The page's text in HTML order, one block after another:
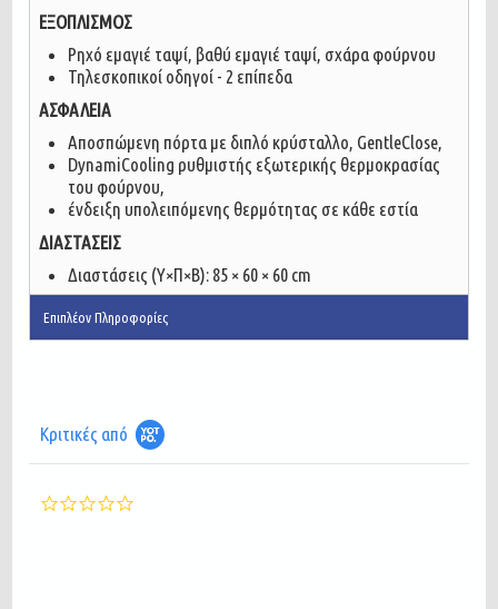
ΕΞΟΠΛΙΣΜΟΣ
Ρηχό εμαγιέ ταψί, βαθύ εμαγιέ ταψί, σχάρα φούρνου
Τηλεσκοπικοί οδηγοί - 2 επίπεδα
ΑΣΦΑΛΕΙΑ
Αποσπώμενη πόρτα με διπλό κρύσταλλο, GentleClose,
DynamiCooling ρυθμιστής εξωτερικής θερμοκρασίας
του φούρνου,
ένδειξη υπολειπόμενης θερμότητας σε κάθε εστία
ΔΙΑΣΤΑΣΕΙΣ
Διαστάσεις (Υ×Π×Β): 85 × 60 × 60 cm
Επιπλέον Πληροφορίες
Κριτικές από